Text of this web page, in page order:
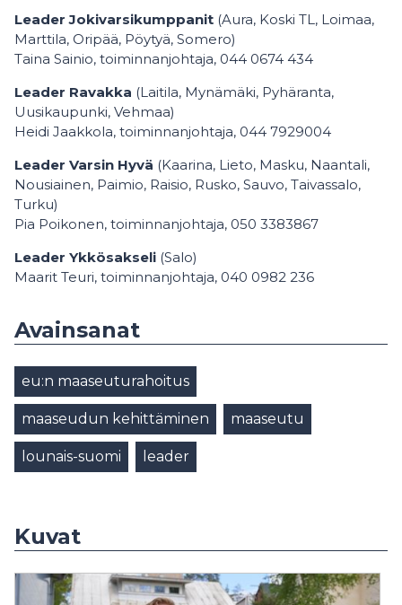
Leader Jokivarsikumppanit (Aura, Koski TL, Loimaa,
Marttila, Oripää, Pöytyä, Somero)
Taina Sainio, toiminnanjohtaja, 044 0674 434
Leader Ravakka (Laitila, Mynämäki, Pyhäranta,
Uusikaupunki, Vehmaa)
Heidi Jaakkola, toiminnanjohtaja, 044 7929004
Leader Varsin Hyvä (Kaarina, Lieto, Masku, Naantali,
Nousiainen, Paimio, Raisio, Rusko, Sauvo, Taivassalo,
Turku)
Pia Poikonen, toiminnanjohtaja, 050 3383867
Leader Ykkösakseli (Salo)
Maarit Teuri, toiminnanjohtaja, 040 0982 236
Avainsanat
eu:n maaseuturahoitus
maaseudun kehittäminen maaseutu
lounais-suomi leader
Kuvat